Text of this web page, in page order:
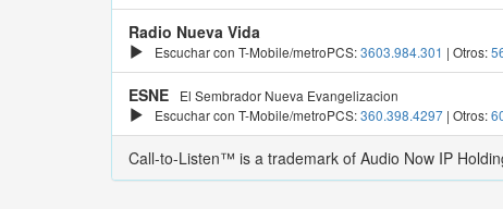
Radio Nueva Vida
Escuchar con T-Mobile/metroPCS:3603.984.301 | Otros:
ESNE
El Sembrador Nueva Evangelizacion
Escuchar con T-Mobile/metroPCS:360.398.4297 | Otros:
Call-to-Listen™ is a trademark of Audio Now IP